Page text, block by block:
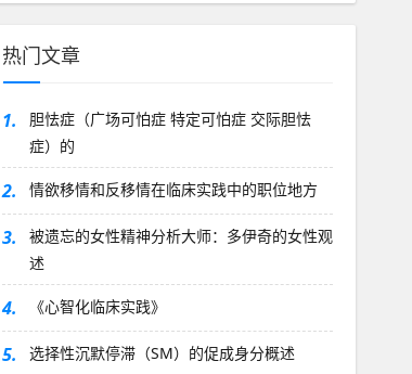
热门文章
1.
胆怯症（广场可怕症 特定可怕症 交际胆怯
症）的
2. 情欲移情和反移情在临床实践中的职位地方
3.
被遗忘的女性精神分析大师：多伊奇的女性观
述
4. 《心智化临床实践》
5. 选择性沉默停滞（SM）的促成身分概述